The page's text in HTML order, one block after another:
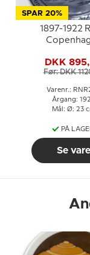
SPAR 20%
1897-1922
platte, 1897
ISLAND
CONCORDIA
RES
DKK
Før: DKK
Varenr.:
Årgang:
Mål: Ø: 23
PÅ
Se vare